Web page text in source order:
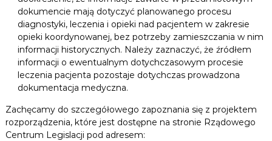
dokumencie mają dotyczyć planowanego procesu
diagnostyki, leczenia i opieki nad pacjentem w zakresie
opieki koordynowanej, bez potrzeby zamieszczania w nim
informacji historycznych. Należy zaznaczyć, że źródłem
informacji o ewentualnym dotychczasowym procesie
leczenia pacjenta pozostaje dotychczas prowadzona
dokumentacja medyczna.
Zachęcamy do szczegółowego zapoznania się z projektem
rozporządzenia, które jest dostępne na stronie Rządowego
Centrum Legislacji pod adresem: